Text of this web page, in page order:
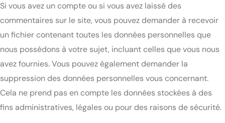
Si vous avez un compte ou si vous avez laissé des
commentaires sur le site, vous pouvez demander à recevoir
un fichier contenant toutes les données personnelles que
nous possédons à votre sujet, incluant celles que vous nous
avez fournies. Vous pouvez également demander la
suppression des données personnelles vous concernant.
Cela ne prend pas en compte les données stockées à des
fins administratives, légales ou pour des raisons de sécurité.